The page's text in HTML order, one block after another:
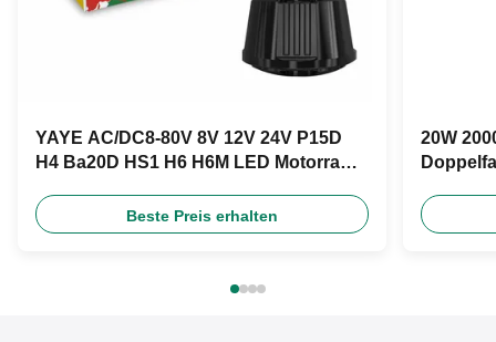
YAYE AC/DC8-80V 8V 12V 24V P15D
H4 Ba20D HS1 H6 H6M LED Motorrad
Beste Preis erhalten
20W